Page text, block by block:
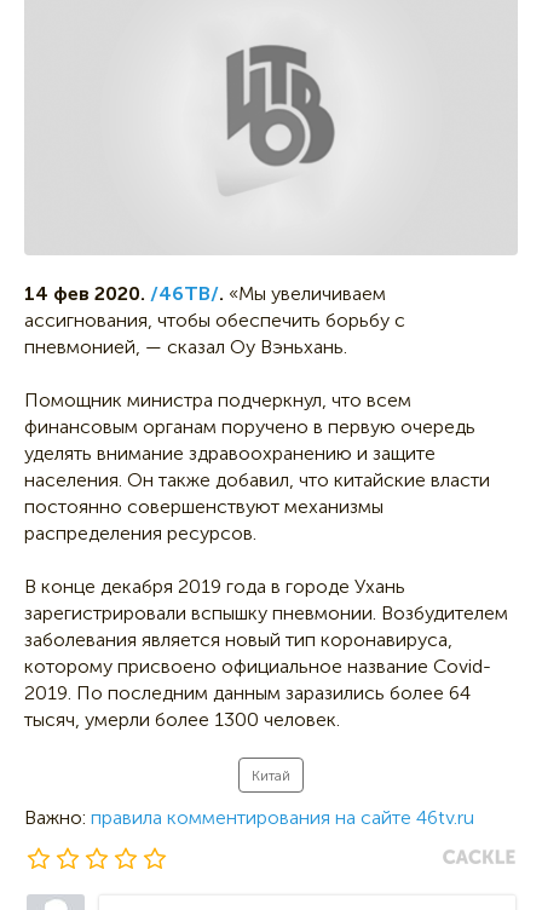
14 фев 2020. /46ТВ/. «Мы увеличиваем
ассигнования, чтобы обеспечить борьбу с
пневмонией, — сказал Оу Вэньхань.
Помощник министра подчеркнул, что всем
финансовым органам поручено в первую очередь
уделять внимание здравоохранению и защите
населения. Он также добавил, что китайские власти
постоянно совершенствуют механизмы
распределения ресурсов.
В конце декабря 2019 года в городе Ухань
зарегистрировали вспышку пневмонии. Возбудителем
заболевания является новый тип коронавируса,
которому присвоено официальное название Covid-
2019. По последним данным заразились более 64
тысяч, умерли более 1300 человек.
Китай
Важно: правила комментирования на сайте 46tv.ru